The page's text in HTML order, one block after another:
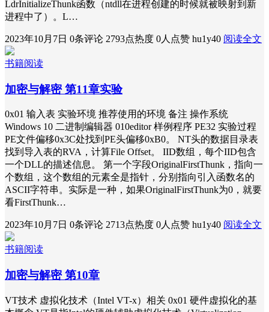
LdrInitializeThunk函数（ntdll在进程创建的时候就被映射到新
进程中了）。L…
2023年10月7日 0条评论 2793点热度 0人点赞 hu1y40 阅读全文
书籍阅读
加密与解密 第11章实验
0x01 输入表 实验环境 推荐使用的环境 备注 操作系统
Windows 10 二进制编辑器 010editor 样例程序 PE32 实验过程
PE文件偏移0x3C处找到PE头偏移0xB0。 NT头的数据目录表
找到导入表的RVA，计算File Offset。 IID数组，每个IID包含
一个DLL的描述信息。 第一个字段OriginalFirstThunk，指向一
个数组，这个数组的元素全是指针，分别指向引入函数名的
ASCII字符串。实际是一种，如果OriginalFirstThunk为0，就要
看FirstThunk…
2023年10月7日 0条评论 2713点热度 0人点赞 hu1y40 阅读全文
书籍阅读
加密与解密 第10章
VT技术 虚拟化技术（Intel VT-x）相关 0x01 硬件虚拟化的基